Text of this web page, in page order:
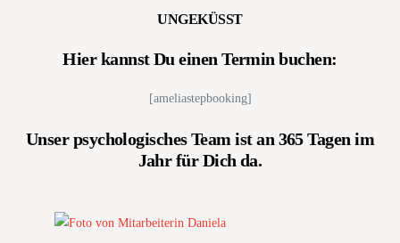
UNGEKÜSST
Hier kannst Du einen Termin buchen:
[ameliastepbooking]
Unser psychologisches Team ist an 365 Tagen im
Jahr für Dich da.